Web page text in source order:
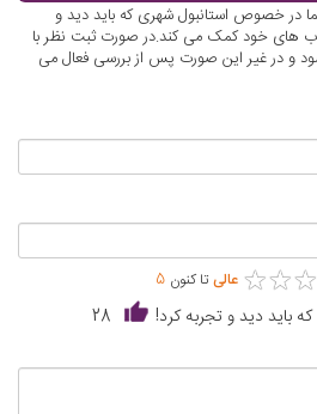
در خصوص استانبول شهری که باید دید و
های خود کمک می کند.در صورت ثبت نظر با
و در غیر این صورت پس از بررسی فعال می
★★★
★★★ عالی تا کنون 5
باید دید و تجربه کرد! 28